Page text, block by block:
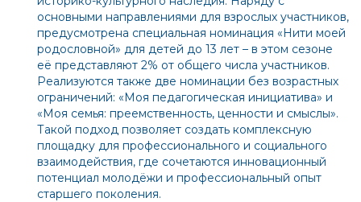
основными направлениями для взрослых участников,
предусмотрена специальная номинация «Нити моей
родословной» для детей до 13 лет – в этом сезоне
её представляют 2% от общего числа участников.
Реализуются также две номинации без возрастных
ограничений: «Моя педагогическая инициатива» и
«Моя семья: преемственность, ценности и смыслы».
Такой подход позволяет создать комплексную
площадку для профессионального и социального
взаимодействия, где сочетаются инновационный
потенциал молодёжи и профессиональный опыт
старшего поколения.